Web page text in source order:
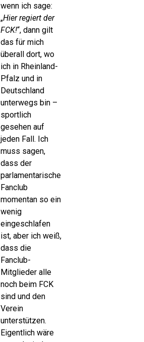
wenn ich sage:
„Hier regiert der
FCK!“, dann gilt
das für mich
überall dort, wo
ich in Rheinland-
Pfalz und in
Deutschland
unterwegs bin –
sportlich
gesehen auf
jeden Fall. Ich
muss sagen,
dass der
parlamentarische
Fanclub
momentan so ein
wenig
eingeschlafen
ist, aber ich weiß,
dass die
Fanclub-
Mitglieder alle
noch beim FCK
sind und den
Verein
unterstützen.
Eigentlich wäre